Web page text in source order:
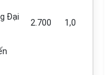
Đại
2.700 1,0